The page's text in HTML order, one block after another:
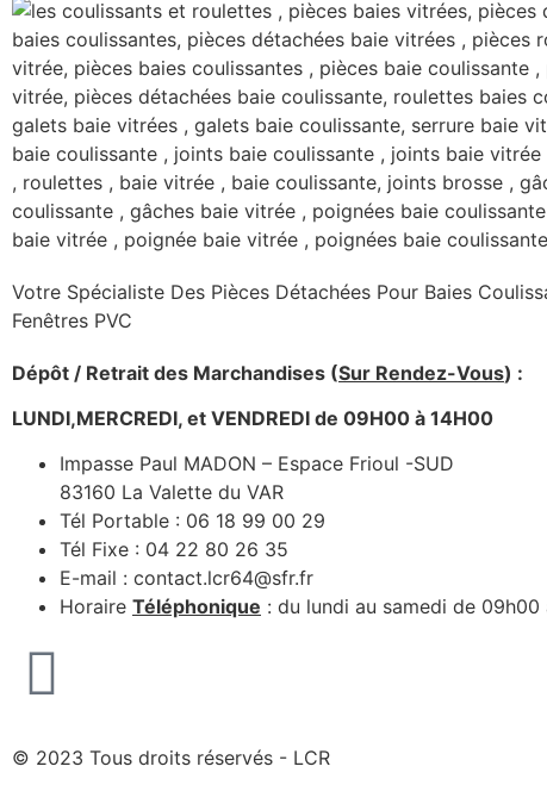
Votre Spécialiste Des Pièces Détachées Pour Baies
Fenêtres PVC
Dépôt / Retrait des Marchandises (Sur Rendez-Vous) :
LUNDI,MERCREDI, et VENDREDI de 09H00 à 14H00
Impasse Paul MADON – Espace Frioul -SUD
83160 La Valette du VAR
Tél Portable : 06 18 99 00 29
Tél Fixe : 04 22 80 26 35
E-mail : contact.lcr64@sfr.fr
Horaire Téléphonique : du lundi au samedi de 09h00
© 2023 Tous droits réservés - LCR